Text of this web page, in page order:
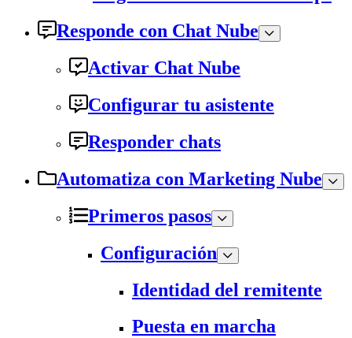
Responde con Chat Nube
Activar Chat Nube
Configurar tu asistente
Responder chats
Automatiza con Marketing Nube
Primeros pasos
Configuración
Identidad del remitente
Puesta en marcha